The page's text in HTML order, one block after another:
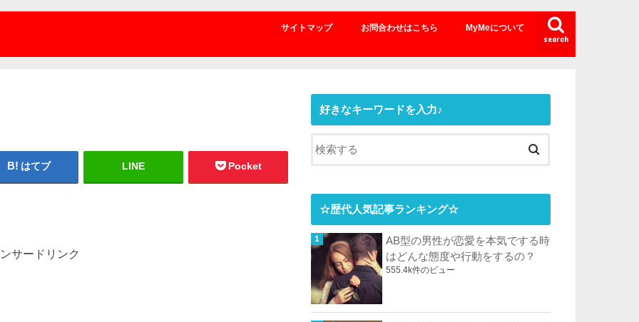
search
サイトマップ お問合わせはこちら MyMeについて
はてブ LINE Pocket
サードリンク
好きなキーワードを入力♪
☆歴代人気記事ランキング☆
AB型の男性が恋愛を本気でする時
はどんな態度や行動をするの？
555.4k件のビュー